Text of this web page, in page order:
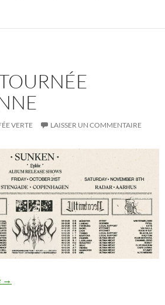
VERTE LAISSER UN COMMENTAIRE
Sunken : tournée européenne
→